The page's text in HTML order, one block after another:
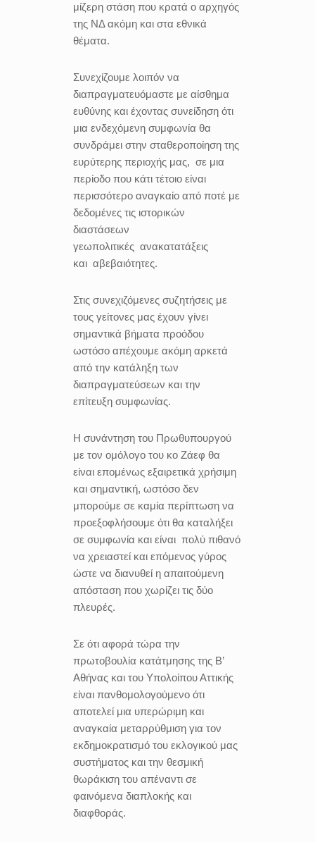
μίζερη στάση που κρατά ο αρχηγός
της ΝΔ ακόμη και στα εθνικά
θέματα.
Συνεχίζουμε λοιπόν να
διαπραγματευόμαστε με αίσθημα
ευθύνης και έχοντας συνείδηση ότι
μια ενδεχόμενη συμφωνία θα
συνδράμει στην σταθεροποίηση της
ευρύτερης περιοχής μας, σε μια
περίοδο που κάτι τέτοιο είναι
περισσότερο αναγκαίο από ποτέ με
δεδομένες τις ιστορικών
διαστάσεων
γεωπολιτικές ανακατατάξεις
και αβεβαιότητες.
Στις συνεχιζόμενες συζητήσεις με
τους γείτονες μας έχουν γίνει
σημαντικά βήματα προόδου
ωστόσο απέχουμε ακόμη αρκετά
από την κατάληξη των
διαπραγματεύσεων και την
επίτευξη συμφωνίας.
Η συνάντηση του Πρωθυπουργού
με τον ομόλογο του κο Ζάεφ θα
είναι επομένως εξαιρετικά χρήσιμη
και σημαντική, ωστόσο δεν
μπορούμε σε καμία περίπτωση να
προεξοφλήσουμε ότι θα καταλήξει
σε συμφωνία και είναι πολύ πιθανό
να χρειαστεί και επόμενος γύρος
ώστε να διανυθεί η απαιτούμενη
απόσταση που χωρίζει τις δύο
πλευρές.
Σε ότι αφορά τώρα την
πρωτοβουλία κατάτμησης της Β’
Αθήνας και του Υπολοίπου Αττικής
είναι πανθομολογούμενο ότι
αποτελεί μια υπερώριμη και
αναγκαία μεταρρύθμιση για τον
εκδημοκρατισμό του εκλογικού μας
συστήματος και την θεσμική
θωράκιση του απέναντι σε
φαινόμενα διαπλοκής και
διαφθοράς.